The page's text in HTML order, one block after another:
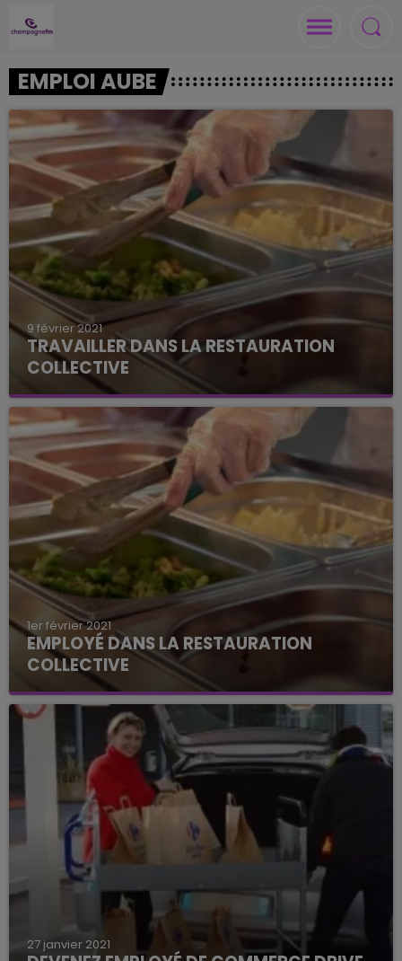
EMPLOI AUBE
9 février 2021
TRAVAILLER DANS LA RESTAURATION
COLLECTIVE
Un poste d'employé de restauration collective
dans l'Aube.
1er février 2021
EMPLOYÉ DANS LA RESTAURATION
COLLECTIVE
Un poste à pourvoir dans la restauration
collective près de Troyes.
27 janvier 2021